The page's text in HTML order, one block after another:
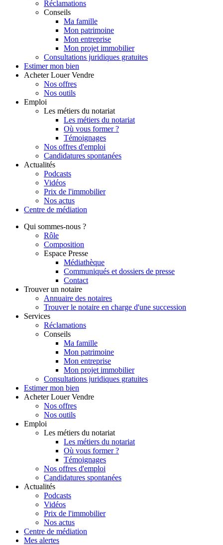
Réclamations
Conseils
Ma famille
Mon patrimoine
Mon entreprise
Mon projet immobilier
Consultations juridiques gratuites
Estimer mon bien
Acheter Louer Vendre
Nos offres
Nos outils
Emploi
Les métiers du notariat
Les métiers du notariat
Où vous former ?
Témoignages
Nos offres d'emploi
Candidatures spontanées
Actualités
Podcasts
Vidéos
Prix de l'immobilier
Nos actus
Centre de médiation
Qui sommes-nous ?
Rôle
Composition
Espace Presse
Médiathèque
Communiqués et dossiers de presse
Contact
Trouver un notaire
Annuaire des notaires
Trouver le notaire en charge d'une succession
Services
Réclamations
Conseils
Ma famille
Mon patrimoine
Mon entreprise
Mon projet immobilier
Consultations juridiques gratuites
Estimer mon bien
Acheter Louer Vendre
Nos offres
Nos outils
Emploi
Les métiers du notariat
Les métiers du notariat
Où vous former ?
Témoignages
Nos offres d'emploi
Candidatures spontanées
Actualités
Podcasts
Vidéos
Prix de l'immobilier
Nos actus
Centre de médiation
Mes alertes